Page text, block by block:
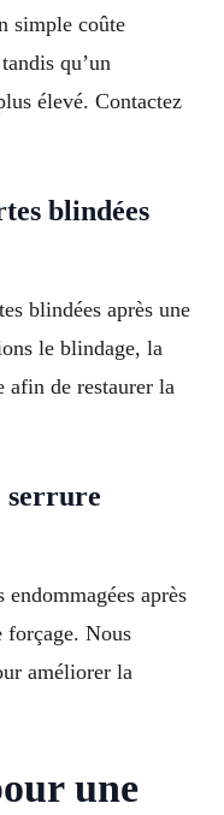
simple coûte
qu’un
élevé. Contactez
blindées
blindées après une
le blindage, la
afin de restaurer la
serrure
après
forçage. Nous
améliorer la
une